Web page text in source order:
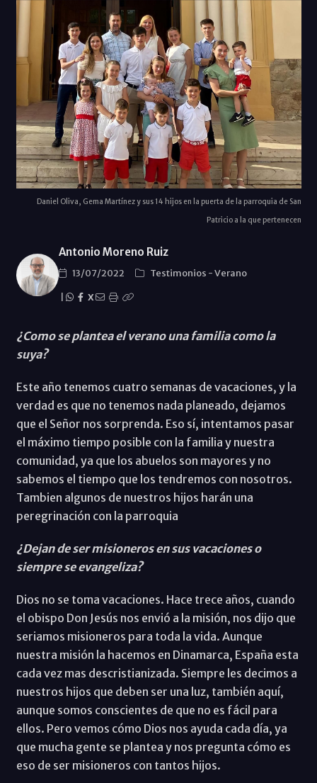
Daniel Oliva, Gema Martínez y sus 14 hijos en la puerta de la parroquia de San
Patricio a la que pertenecen
Antonio Moreno Ruiz
13/07/2022 Testimonios -Verano
X
¿Como se plantea el verano una familia como la
suya?
Este año tenemos cuatro semanas de vacaciones, y la
verdad es que no tenemos nada planeado, dejamos
que el Señor nos sorprenda. Eso sí, intentamos pasar
el máximo tiempo posible con la familia y nuestra
comunidad, ya que los abuelos son mayores y no
sabemos el tiempo que los tendremos con nosotros.
Tambien algunos de nuestros hijos harán una
peregrinación con la parroquia
¿Dejan de ser misioneros en sus vacaciones o
siempre se evangeliza?
Dios no se toma vacaciones. Hace trece años, cuando
el obispo Don Jesús nos envió a la misión, nos dijo que
seriamos misioneros para toda la vida. Aunque
nuestra misión la hacemos en Dinamarca, España esta
cada vez mas descristianizada. Siempre les decimos a
nuestros hijos que deben ser una luz, también aquí,
aunque somos conscientes de que no es fácil para
ellos. Pero vemos cómo Dios nos ayuda cada día, ya
que mucha gente se plantea y nos pregunta cómo es
eso de ser misioneros con tantos hijos.